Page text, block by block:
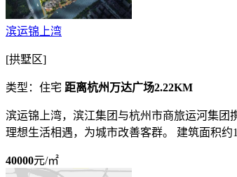
滨运锦上湾
[拱墅区]
类型：住宅 距离杭州万达广场2.22KM
滨运锦上湾，滨江集团与杭州市商旅运河集团
理想生活相遇，为城市改善客群。 建筑面积约
40000元/㎡